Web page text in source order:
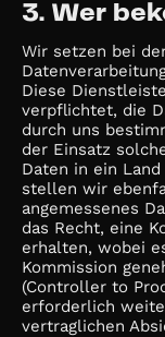
3. Wer
Wir setzen bei
Diese
verpflichtet, die
durch uns
der Einsatz
Daten in ein
stellen wir
angemessenes
das Recht, eine
erhalten, wobei
Kommission
(Controller to
erforderlich
vertraglichen